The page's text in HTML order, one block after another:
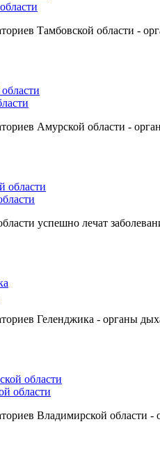
Тамбовской области -
Амурской области -
успешно лечат
Геленджика - органы
области
Владимирской области -